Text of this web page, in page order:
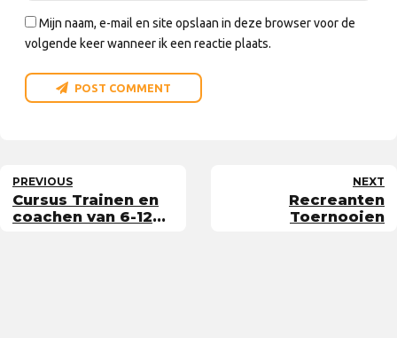
Mijn naam, e-mail en site opslaan in deze browser voor de
volgende keer wanneer ik een reactie plaats.
POST COMMENT
PREVIOUS
Cursus Trainen en
coachen van 6-12
NEXT
Recreanten
Toernooien